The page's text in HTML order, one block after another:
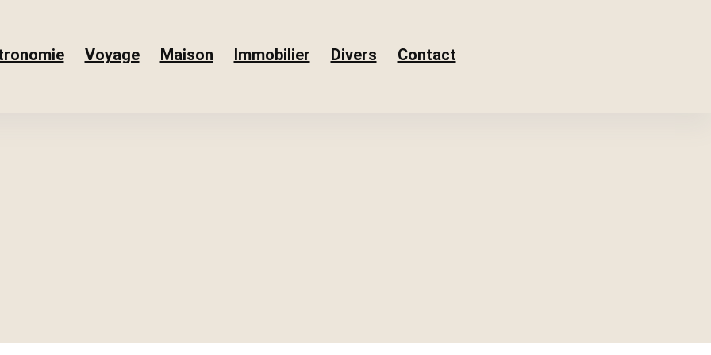
Voyage Maison Immobilier Divers Contact